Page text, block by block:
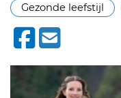
Gezonde leefstijl